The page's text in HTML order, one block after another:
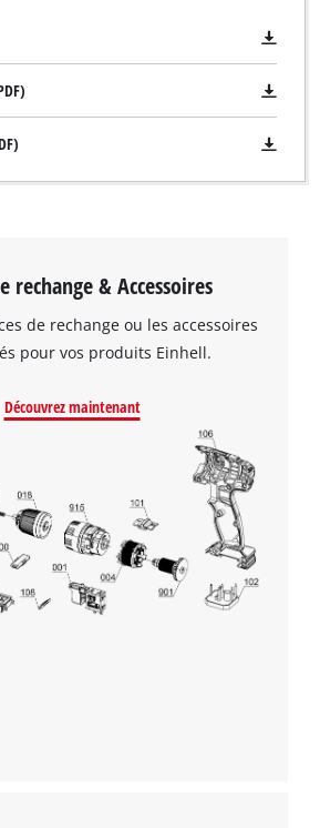
rechange & Accessoires
de rechange ou les accessoires
pour vos produits Einhell.
Découvrez maintenant